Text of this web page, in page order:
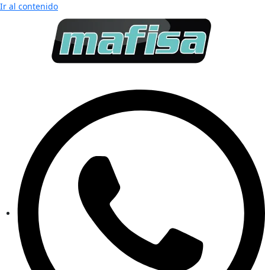
Ir al contenido